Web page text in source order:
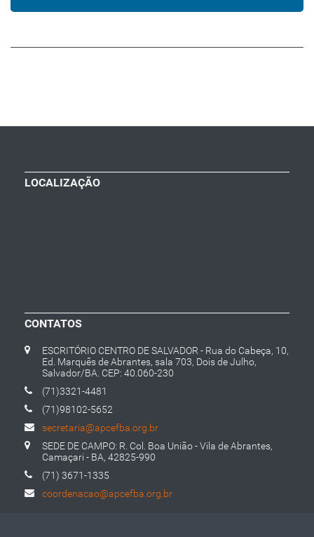
LOCALIZAÇÃO
CONTATOS
ESCRITÓRIO CENTRO DE SALVADOR - Rua do Cabeça, 10,
Ed. Marquês de Abrantes, sala 703, Dois de Julho,
Salvador/BA. CEP: 40.060-230
(71)3321-4481
(71)98102-5652
secretaria@apcefba.org.br
SEDE DE CAMPO: R. Col. Boa União - Vila de Abrantes,
Camaçari - BA, 42825-990
(71) 3671-1335
coordenacao@apcefba.org.br